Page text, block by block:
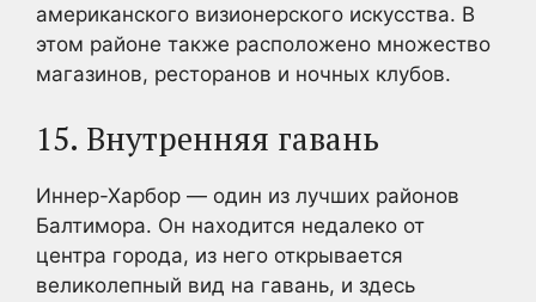
американского визионерского искусства. В
этом районе также расположено множество
магазинов, ресторанов и ночных клубов.
15. Внутренняя гавань
Иннер-Харбор — один из лучших районов
Балтимора. Он находится недалеко от
центра города, из него открывается
великолепный вид на гавань, и здесь